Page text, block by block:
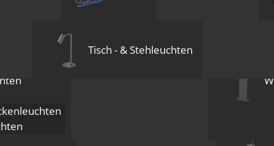
Einbau-
Tisch - & Stehleuchten
Pendelleuchte
flammig | 3x
inkl. MwSt.
1-3 Tage